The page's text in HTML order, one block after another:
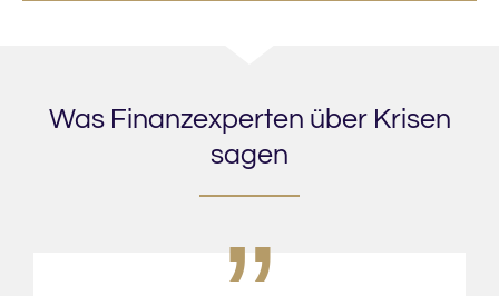
Was Finanzexperten über Krisen
sagen
„